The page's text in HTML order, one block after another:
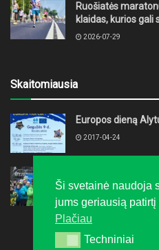
Ruošiatės
klaidas, kurios
2026-07-29
Skaitomiausia
Europos dieną
2017-04-24
2016-02-08
Ši svetainė naudoja
jums geriausią
Plačiau
Techniniai
Techniniai